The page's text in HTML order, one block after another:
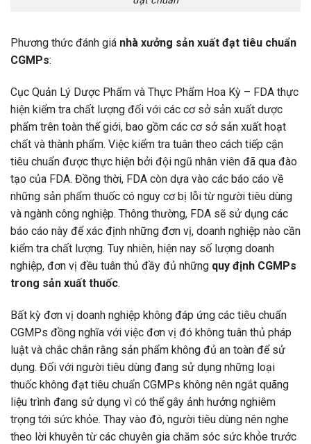
Phương thức đánh giá nhà xưởng sản xuất đạt tiêu chuẩn
CGMPs:
Cục Quản Lý Dược Phẩm và Thực Phẩm Hoa Kỳ – FDA thực
hiện kiểm tra chất lượng đối với các cơ sở sản xuất dược
phẩm trên toàn thế giới, bao gồm các cơ sở sản xuất hoạt
chất và thành phẩm. Việc kiểm tra tuân theo cách tiếp cận
tiêu chuẩn được thực hiện bởi đội ngũ nhân viên đã qua đào
tạo của FDA. Đồng thời, FDA còn dựa vào các báo cáo về
những sản phẩm thuốc có nguy cơ bị lỗi từ người tiêu dùng
và ngành công nghiệp. Thông thường, FDA sẽ sử dụng các
báo cáo này để xác định những đơn vị, doanh nghiệp nào cần
kiểm tra chất lượng. Tuy nhiên, hiện nay số lượng doanh
nghiệp, đơn vị đều tuân thủ đầy đủ những quy định CGMPs
trong sản xuất thuốc.
Bất kỳ đơn vị doanh nghiệp không đáp ứng các tiêu chuẩn
CGMPs đồng nghĩa với việc đơn vị đó không tuân thủ pháp
luật và chắc chắn rằng sản phẩm không đủ an toàn để sử
dụng. Đối với người tiêu dùng đang sử dụng những loại
thuốc không đạt tiêu chuẩn CGMPs không nên ngắt quãng
liệu trình đang sử dụng vì có thể gây ảnh hưởng nghiêm
trọng tới sức khỏe. Thay vào đó, người tiêu dùng nên nghe
theo lời khuyên từ các chuyên gia chăm sóc sức khỏe trước